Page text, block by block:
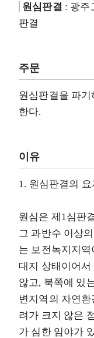
원심판결 : 광주
판결
주문
원심판결을 파
한다.
이유
1. 원심판결의 요
원심은 제1심판
그 과반수 이상
는 보전녹지지
대지 상태이어서
않고, 북쪽에 있
변지역의 자연
려가 크지 않은
가 심한 임야가